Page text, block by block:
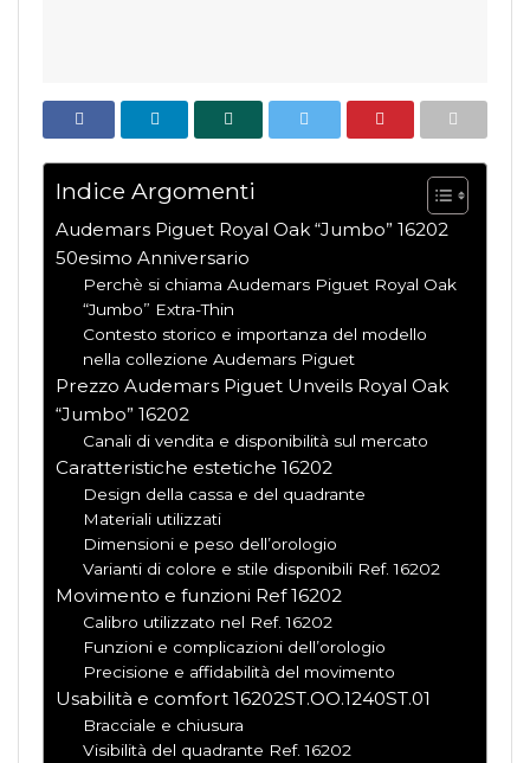
Indice Argomenti
Audemars Piguet Royal Oak “Jumbo” 16202
50esimo Anniversario
Perchè si chiama Audemars Piguet Royal Oak
“Jumbo” Extra-Thin
Contesto storico e importanza del modello
nella collezione Audemars Piguet
Prezzo Audemars Piguet Unveils Royal Oak
“Jumbo” 16202
Canali di vendita e disponibilità sul mercato
Caratteristiche estetiche 16202
Design della cassa e del quadrante
Materiali utilizzati
Dimensioni e peso dell’orologio
Varianti di colore e stile disponibili Ref. 16202
Movimento e funzioni Ref 16202
Calibro utilizzato nel Ref. 16202
Funzioni e complicazioni dell’orologio
Precisione e affidabilità del movimento
Usabilità e comfort 16202ST.OO.1240ST.01
Bracciale e chiusura
Visibilità del quadrante Ref. 16202